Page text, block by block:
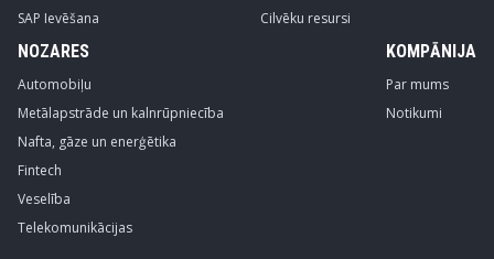
SAP Ievēšana
Cilvēku resursi
NOZARES
Automobiļu
Metālapstrāde un kalnrūpniecība
Nafta, gāze un enerģētika
Fintech
Veselība
Telekomunikācijas
KOMPĀNIJA
Par mums
Notikumi